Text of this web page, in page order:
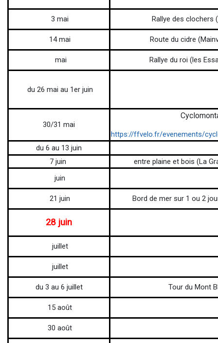
3 mai Rallye des clochers
14 mai Route du cidre
mai Rallye du roi (les
du 26 mai au 1er juin
30/31 mai
https://ffvelo.fr/evenements/
du 6 au 13 juin
7 juin
entre plaine et bois (La
juin
21 juin Bord de mer sur 1 ou 2
28 juin
juillet
juillet
du 3 au 6 juillet Tour du Mont
15 août
30 août